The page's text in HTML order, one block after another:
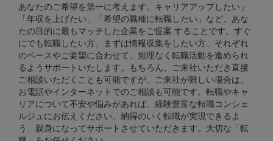
あなたのご希望を第一に考えます。キャリアアップしたい」
「年収を上げたい」「希望の職種に転職したい」など、あな
たの目的に最もマッチした企業をご提案 することです。すぐ
にでも転職したい方、まずは情報収集をしたい方、それぞれ
のペースやご要望に合わせて、無理なく転職活動を進められ
るようサポートいたします。もちろん、ご来社いただき直接
ご相談いただくことも可能ですが、ご来社が難しい場合は、
お電話やインターネットでのご相談も可能です。転職やキャ
リアについて不安や悩みがあれば、経験豊富な転職コンシェ
ルジュにお伝えください。納得のいく転職が実現できるよ
う、親身になってサポートさせていただきます。大切な「転